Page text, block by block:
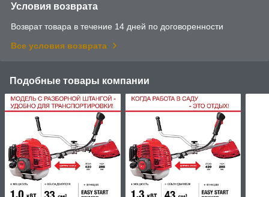
Условия возврата
Возврат товара в течение 14 дней по договоренности
Все условия возврата
Подобные товары компании